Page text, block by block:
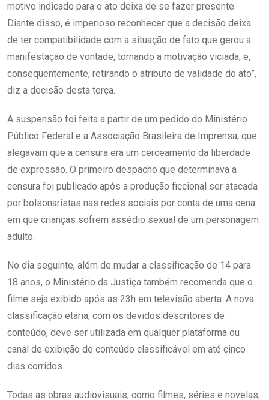
motivo indicado para o ato deixa de se fazer presente.
Diante disso, é imperioso reconhecer que a decisão deixa
de ter compatibilidade com a situação de fato que gerou a
manifestação de vontade, tornando a motivação viciada, e,
consequentemente, retirando o atributo de validade do ato”,
diz a decisão desta terça.
A suspensão foi feita a partir de um pedido do Ministério
Público Federal e a Associação Brasileira de Imprensa, que
alegavam que a censura era um cerceamento da liberdade
de expressão. O primeiro despacho que determinava a
censura foi publicado após a produção ficcional ser atacada
por bolsonaristas nas redes sociais por conta de uma cena
em que crianças sofrem assédio sexual de um personagem
adulto.
No dia seguinte, além de mudar a classificação de 14 para
18 anos, o Ministério da Justiça também recomenda que o
filme seja exibido após as 23h em televisão aberta. A nova
classificação etária, com os devidos descritores de
conteúdo, deve ser utilizada em qualquer plataforma ou
canal de exibição de conteúdo classificável em até cinco
dias corridos.
Todas as obras audiovisuais, como filmes, séries e novelas,